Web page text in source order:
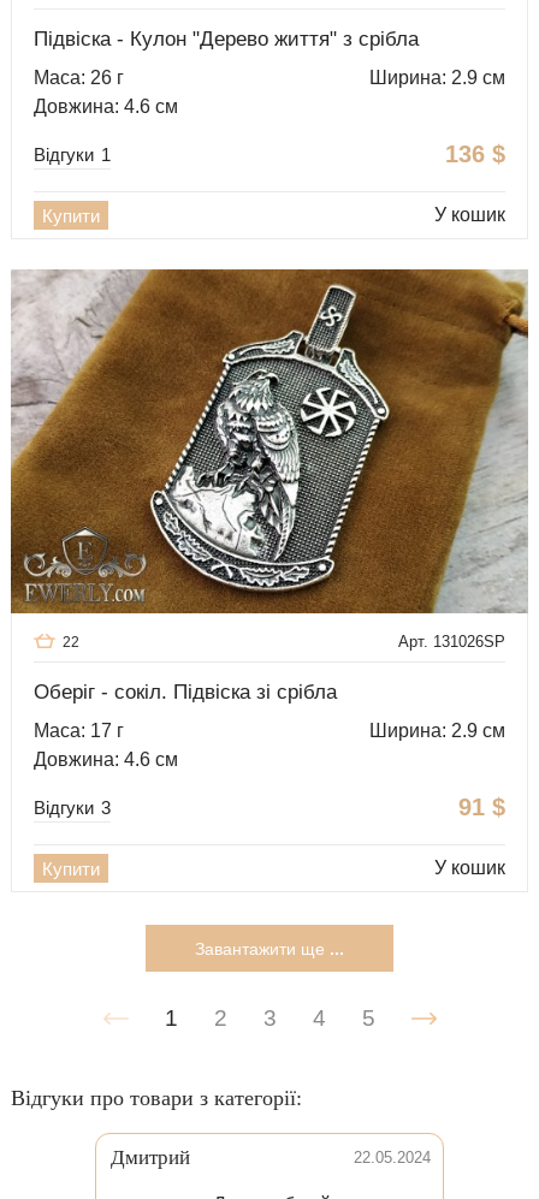
Підвіска - Кулон "Дерево життя" з срібла
Маса: 26 г
Ширина: 2.9 см
Довжина: 4.6 см
136 $
Відгуки 1
Купити У кошик
Арт. 131026SP
22
Оберіг - сокіл. Підвіска зі срібла
Маса: 17 г
Ширина: 2.9 см
Довжина: 4.6 см
91 $
Відгуки 3
Купити У кошик
Завантажити ще ...
1 2 3 4 5
Відгуки про товари з категорії:
Владимир 03.02.2022